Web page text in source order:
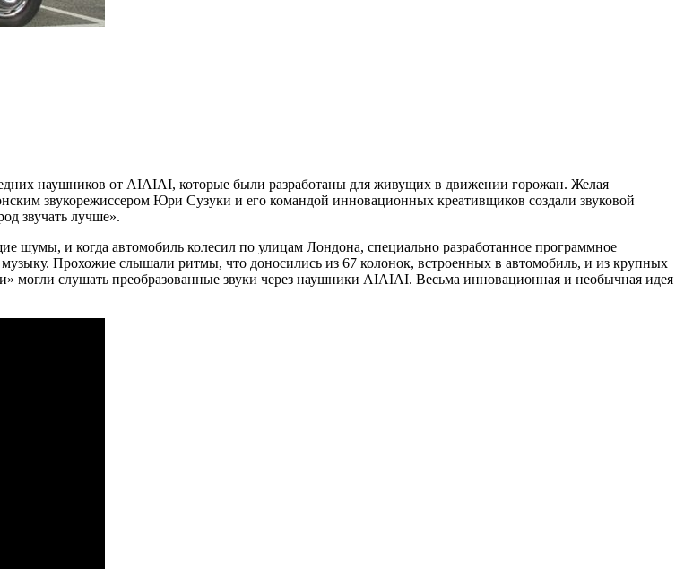
наушников от AIAIAI, которые были разработаны для живущих в движении горожан. Желая
звукорежиссером Юри Сузуки и его командой инновационных креативщиков создали звуковой
звучать лучше».
шумы, и когда автомобиль колесил по улицам Лондона, специально разработанное программное
Прохожие слышали ритмы, что доносились из 67 колонок, встроенных в автомобиль, и из крупных
могли слушать преобразованные звуки через наушники AIAIAI. Весьма инновационная и необычная идея